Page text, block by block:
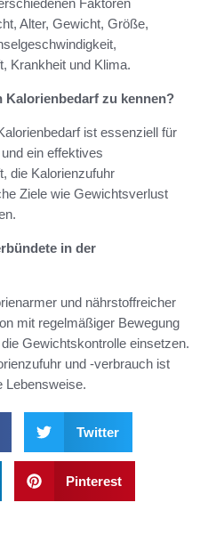
Faktoren
Alter, Gewicht, Größe,
Krankheit und Klima.
Kalorienbedarf zu kennen?
ist essenziell für
ein effektives
die Kalorienzufuhr
Ziele wie Gewichtsverlust
in der
und nährstoffreicher
mit regelmäßiger Bewegung
Gewichtskontrolle einsetzen.
und -verbrauch ist
Lebensweise.
Twitter
Pinterest